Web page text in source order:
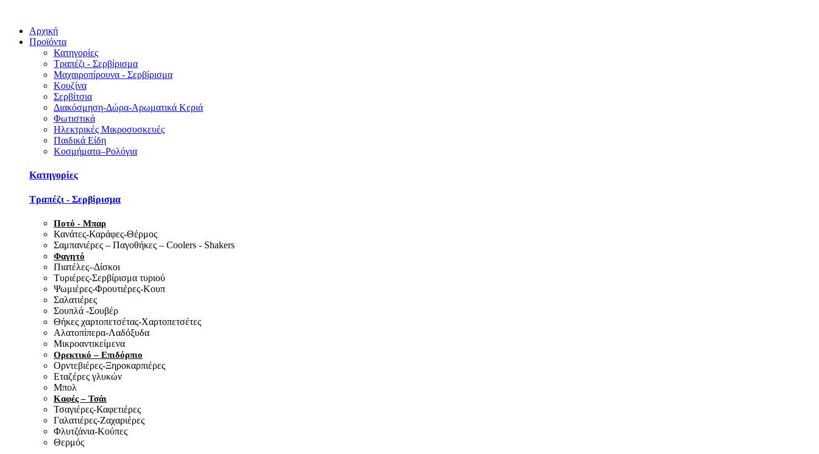
Αρχική
Προϊόντα
Κατηγορίες
Τραπέζι - Σερβίρισμα
Μαχαιροπίρουνα - Σερβίρισμα
Κουζίνα
Σερβίτσια
Διακόσμηση-Δώρα-Αρωματικά Κεριά
Φωτιστικά
Ηλεκτρικές Μικροσυσκευές
Παιδικά Είδη
Κοσμήματα–Ρολόγια
Κατηγορίες
Τραπέζι - Σερβίρισμα
Ποτό - Μπαρ
Κανάτες-Καράφες-Θέρμος
Σαμπανιέρες – Παγοθήκες – Coolers - Shakers
Φαγητό
Πιατέλες–Δίσκοι
Τυριέρες-Σερβίρισμα τυριού
Ψωμιέρες-Φρουτιέρες-Κουπ
Σαλατιέρες
Σουπλά -Σουβέρ
Θήκες χαρτοπετσέτας-Χαρτοπετσέτες
Αλατοπίπερα-Λαδόξυδα
Μικροαντικείμενα
Ορεκτικό – Επιδόρπιο
Ορντεβιέρες-Ξηροκαρπιέρες
Εταζέρες γλυκών
Μπολ
Καφές – Τσάι
Τσαγιέρες-Καφετιέρες
Γαλατιέρες-Ζαχαριέρες
Φλυτζάνια-Κούπες
Θερμός